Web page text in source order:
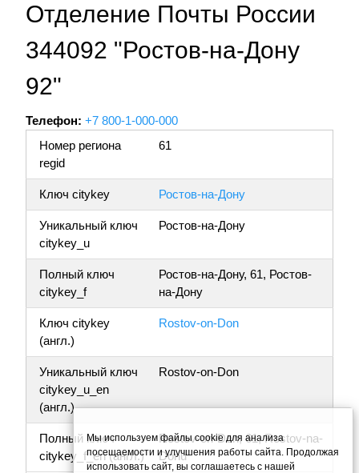
Отделение Почты России
344092 "Ростов-на-Дону
92"
Телефон: +7 800-1-000-000
Номер региона
regid
61
Ключ citykey Ростов-на-Дону
Уникальный ключ
citykey_u
Ростов-на-Дону
Полный ключ
citykey_f
Ростов-на-Дону, 61, Ростов-
на-Дону
Ключ citykey
(англ.)
Rostov-on-Don
Уникальный ключ
citykey_u_en
(англ.)
Rostov-on-Don
Полный ключ
citykey_f_en (англ.)
Rostov-on-Don, 61, Rostov-na-
Donu
Мы используем файлы cookie для анализа
посещаемости и улучшения работы сайта. Продолжая
использовать сайт, вы соглашаетесь с нашей